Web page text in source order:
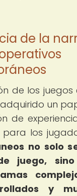
de la
de los
un
de
los
no solo
juego,
y